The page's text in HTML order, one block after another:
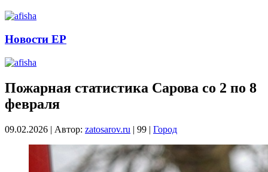
Новости ЕР
Пожарная статистика Сарова со 2 по 8
февраля
09.02.2026 | Автор: zatosarov.ru | 99 | Город